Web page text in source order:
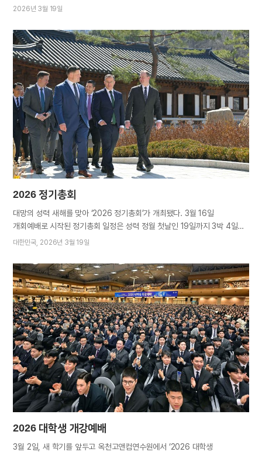
19일까지 진행된 2026년 정기총회의 핵심 주제는 ‘사랑’이었다. 어머니께서
보고 들으며, 국내외 목회자들은 하나님께서 가르치시고 본보이신 사랑을
개개인이 내면화하고 몸소 실천할 때 뭇 영혼을 구원할 수 있음을 새삼
깨달았다. 문화와 환경, 사고방식이 다른 각국의 시온에서 하나님의 사랑은
어떻게 구현되고 있을까? 정기총회를 통해 목회자들이 배우고 다짐한 바는
무엇일까? 이 기간 해외 목회자들은 저마다의 깨달음과 비전을 공유했다.
편집부에서 들은 이들의 생생한 소회와 다짐을 글로 엮었다. 한 해 복음을
마무리하고 정기총회에 참여한 소감이 궁금합니다. 전재호 선교사 / 브라질
브라질리아 이번 정기총회에서도 어머니께서 변함없이 사랑을
강조하셨습니다. 사랑과 정성으로 식구들을 세심히 돌보았어야 했는데
여전히…
2026년 3월 19일
2026 정기총회
대망의 성력 새해를 맞아 ‘2026 정기총회’가 개최됐다. 3월 16일
개회예배로 시작된 정기총회 일정은 성력 정월 첫날인 19일까지 3박 4일간
새예루살렘 판교성전에서 진행됐다. 성령의 입회하에, 지구촌 각지에서 새
새해 비전을 확인하며 복음 완성의 의지를 되새겼다. “사랑을 심어 사랑의
열매 거두라” 16일 개회예배에서 어머니께서는 영혼 구원에 앞장서며
선지자의 사명을 감당하는 목회자들에게 넘치는 축복과 상급이 내려지길
간구하시고, 이들이 하나님 뜻 안에서 계획한 바를 2026년에 모두 실행해
풍성한 영적 목장을 이루길 바라셨다. 더불어 “심는 대로 거두기 마련이다.
사랑을 심어야 사랑의 열매를 거둘 수 있다”며 “어떠한 상황과 여건에서도
바른 정신과 하나님께 받은 따뜻한 사랑으로 형제자매를 돌보고 뭇 영혼을
구원하자”고 교훈하셨다(갈 6장 7~9절). 총회장 김주철 목사는 “하나님의
일은 하나님의 방식대로 행해야 하며, 하나님께서 보여주신…
대한민국 2026년 3월 19일
2026 대학생 개강예배
3월 2일, 새 학기를 앞두고 옥천고앤컴연수원에서 ‘2026 대학생